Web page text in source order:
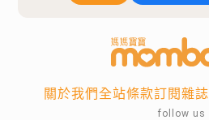
關於我們全站條款訂閱雜誌
follow us